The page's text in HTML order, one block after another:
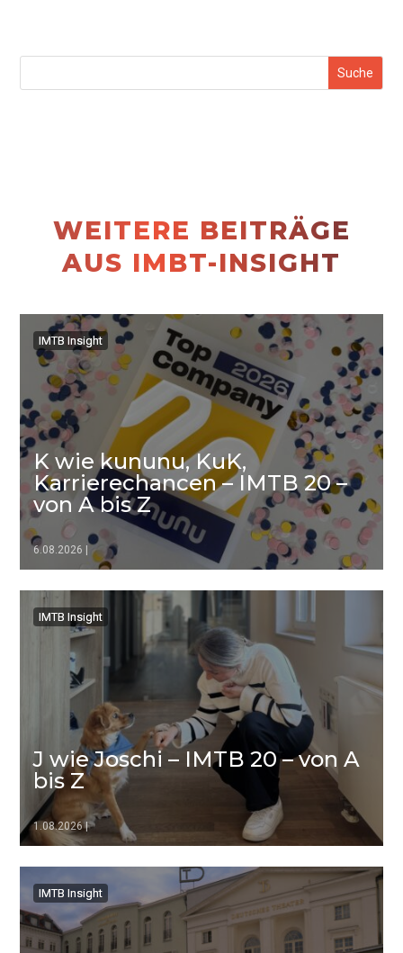
WEITERE BEITRÄGE
AUS IMBT-INSIGHT
IMTB Insight
IMTB Insight
K wie kununu, KuK,
Karrierechancen – IMTB 20 –
von A bis Z
6.08.2026
▷▷▷
IMTB Insight
IMTB Insight
J wie Joschi – IMTB 20 – von A
bis Z
1.08.2026|
IMTB Insight
IMTB Insight